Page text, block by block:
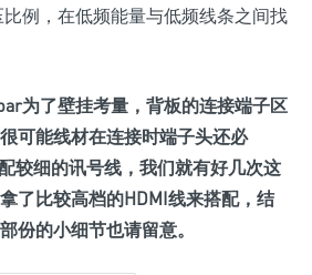
例，在低频能量与低频线条之间找
为了壁挂考量，背板的连接端子区
可能线材在连接时端子头还必
较细的讯号线，我们就有好几次这
了比较高档的HDMI线来搭配，结
份的小细节也请留意。